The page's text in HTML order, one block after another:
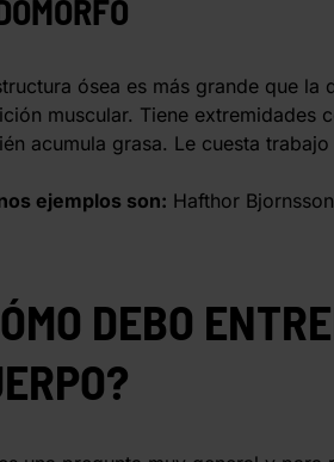
ósea es más grande que
muscular. Tiene extremidades
acumula grasa. Le cuesta
ejemplos son: Hafthor
DEBO